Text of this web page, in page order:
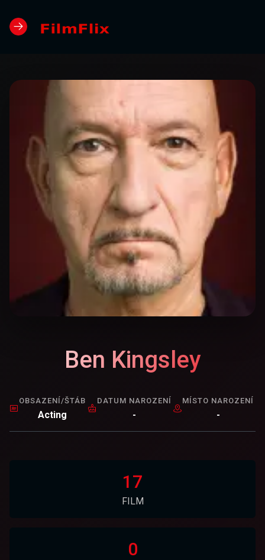
Ben Kingsley
OBSAZENÍ/ŠTÁB
Acting
DATUM NAROZENÍ
-
MÍSTO NAROZENÍ
-
17
FILM
0